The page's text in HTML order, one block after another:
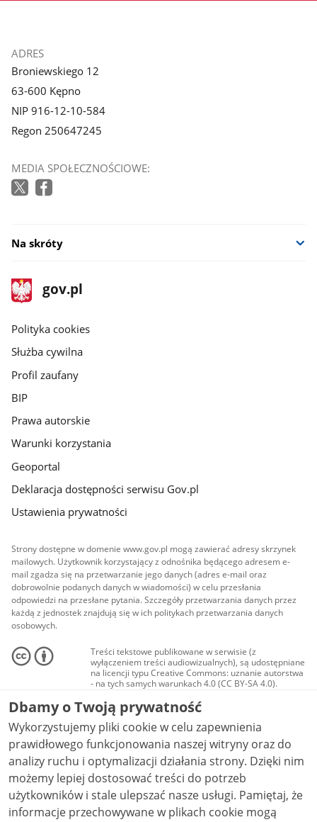
stopka
ADRES
Broniewskiego 12
63-600 Kępno
NIP 916-12-10-584
Regon 250647245
MEDIA SPOŁECZNOŚCIOWE:
Na skróty
stopka
gov.pl
Strona
gov.pl
gov.pl
Polityka cookies
Służba cywilna
Profil zaufany
BIP
Prawa autorskie
Warunki korzystania
Geoportal
Deklaracja dostępności serwisu Gov.pl
Ustawienia prywatności
Strony dostępne w domenie www.gov.pl mogą zawierać adresy skrzynek
mailowych. Użytkownik korzystający z odnośnika będącego adresem e-
mail zgadza się na przetwarzanie jego danych (adres e-mail oraz
dobrowolnie podanych danych w wiadomości) w celu przesłania
odpowiedzi na przesłane pytania. Szczegóły przetwarzania danych przez
każdą z jednostek znajdują się w ich politykach przetwarzania danych
osobowych.
Treści tekstowe publikowane w serwisie (z
wyłączeniem treści audiowizualnych), są udostępniane
na licencji typu Creative Commons: uznanie autorstwa
- na tych samych warunkach 4.0 (CC BY-SA 4.0).
Materiały audiowizualne, w tym zdjęcia, materiały
audio i wideo, są udostępniane na licencji typu
Creative Commons: uznanie autorstwa użycie
niekomercyjne - bez utworów zależnych 4.0 (CC BY-
NC-ND 4.0), o ile nie jest to stwierdzone inaczej.
Dbamy o Twoją prywatność
Wykorzystujemy pliki cookie w celu zapewnienia
prawidłowego funkcjonowania naszej witryny oraz do
analizy ruchu i optymalizacji działania strony. Dzięki nim
możemy lepiej dostosować treści do potrzeb
użytkowników i stale ulepszać nasze usługi. Pamiętaj, że
informacje przechowywane w plikach cookie mogą